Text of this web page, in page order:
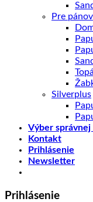
Pre pánov
Silverplus
Výber
Kontakt
Prihlásenie
Newsletter
Prihlásenie